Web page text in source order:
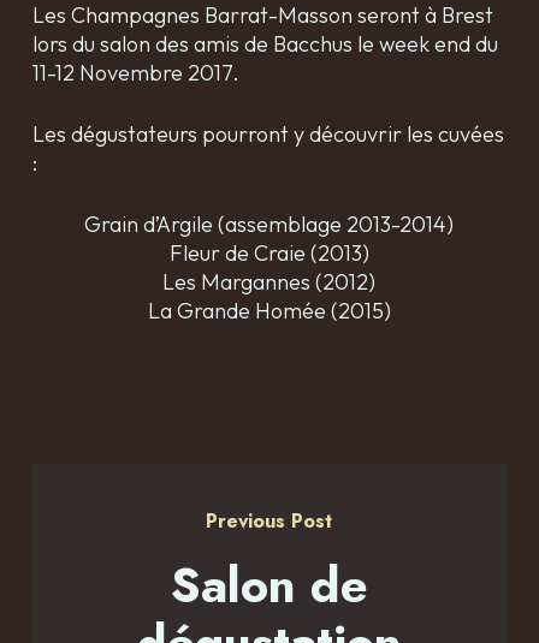
Les Champagnes Barrat-Masson seront à Brest
lors du salon des amis de Bacchus le week end du
11-12 Novembre 2017.
Les dégustateurs pourront y découvrir les cuvées
:
Grain d’Argile (assemblage 2013-2014)
Fleur de Craie (2013)
Les Margannes (2012)
La Grande Homée (2015)
Previous Post
Salon de